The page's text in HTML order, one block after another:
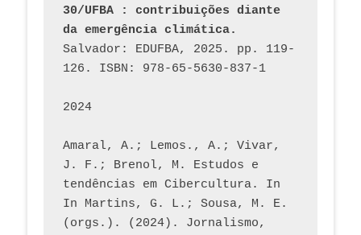
30/UFBA : contribuições diante
da emergência climática.
Salvador: EDUFBA, 2025. pp. 119-
126. ISBN: 978-65-5630-837-1
2024
Amaral, A.; Lemos., A.; Vivar,
J. F.; Brenol, M. Estudos e
tendências em Cibercultura. In
In Martins, G. L.; Sousa, M. E.
(orgs.). (2024). Jornalismo,